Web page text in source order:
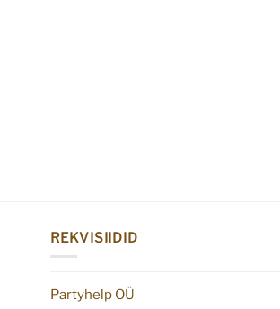
REKVISIIDID
Partyhelp OÜ